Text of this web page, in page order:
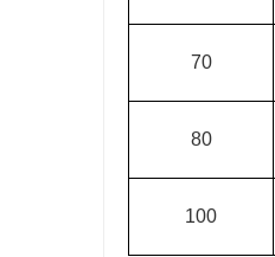
70
80
100